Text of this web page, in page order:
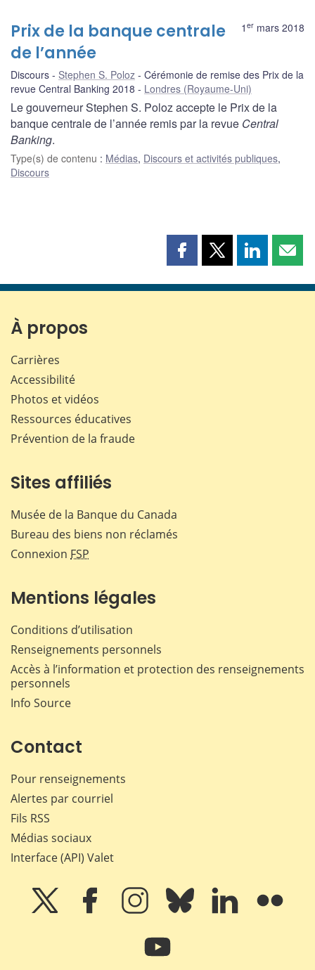
1 er mars 2018
Prix de la banque centrale
de l’année
Discours Stephen S. Poloz
Cérémonie de remise des Prix de la
revue Central Banking 2018
Londres (Royaume-Uni)
Le gouverneur Stephen S. Poloz accepte le Prix de la
banque centrale de l’année remis par la revue Central
Banking.
Type(s) de contenu : Médias, Discours et activités publiques,
Discours
Partager
page
Partager
page
Partager
page page
À propos
Carrières
Accessibilité
Photos et vidéos
Ressources éducatives
Prévention de la fraude
Sites affiliés
Musée de la Banque du Canada
Bureau des biens non réclamés
Connexion FSP
Mentions légales
Conditions d’utilisation
Renseignements personnels
Accès à l’information et protection des renseignements
personnels
Info Source
Contact
Pour renseignements
Alertes par courriel
Fils RSS
Médias sociaux
Interface (API) Valet